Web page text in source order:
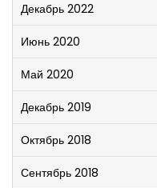
Декабрь 2022
Июнь 2020
Май 2020
Декабрь 2019
Октябрь 2018
Сентябрь 2018